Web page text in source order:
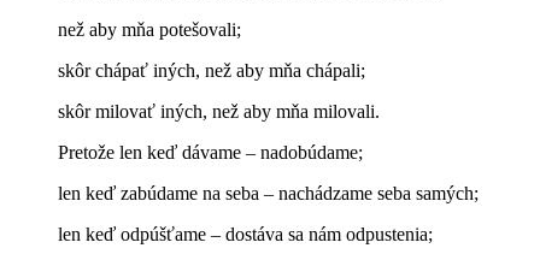
než aby mňa potešovali;
skôr chápať iných, než aby mňa chápali;
skôr milovať iných, než aby mňa milovali.
Pretože len keď dávame – nadobúdame;
len keď zabúdame na seba – nachádzame seba samých;
len keď odpúšťame – dostáva sa nám odpustenia;